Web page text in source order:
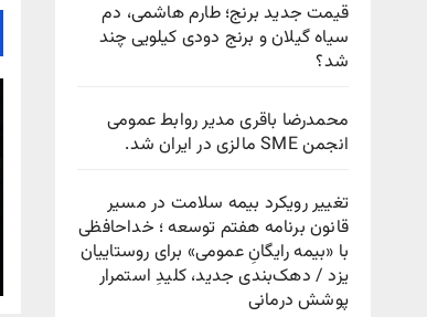
قیمت جدید برنج؛ طارم هاشمی، دم
سیاه گیلان و برنج دودی کیلویی چند
شد؟
محمدرضا باقری مدیر روابط عمومی
انجمن SME مالزی در ایران شد.
تغییر رویکرد بیمه سلامت در مسیر
قانون برنامه هفتم توسعه ؛ خداحافظی
با «بیمه رایگانِ عمومی» برای روستاییان
یزد / دهک‌بندی جدید، کلیدِ استمرار
پوشش درمانی